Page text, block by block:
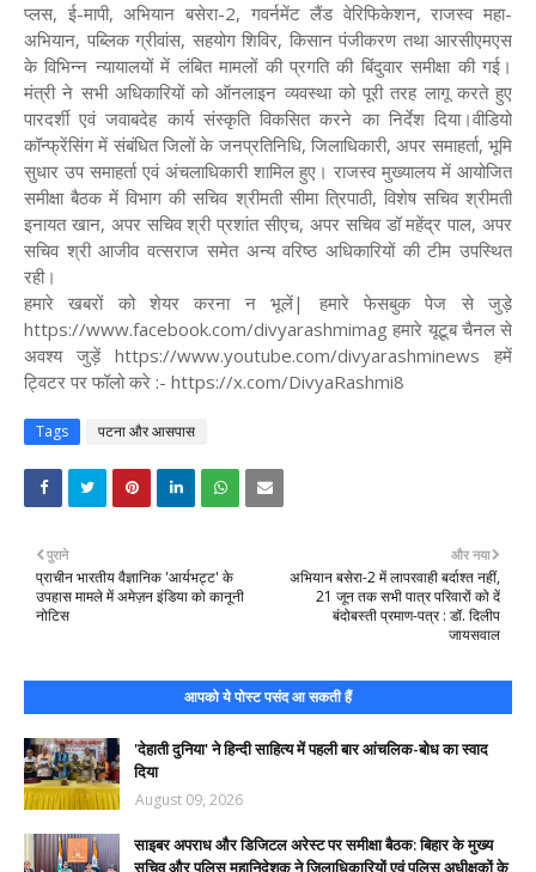
प्लस, ई-मापी, अभियान बसेरा-2, गवर्नमेंट लैंड वेरिफिकेशन, राजस्व महा-
अभियान, पब्लिक ग्रीवांस, सहयोग शिविर, किसान पंजीकरण तथा आरसीएमएस
के विभिन्न न्यायालयों में लंबित मामलों की प्रगति की बिंदुवार समीक्षा की गई।
मंत्री ने सभी अधिकारियों को ऑनलाइन व्यवस्था को पूरी तरह लागू करते हुए
पारदर्शी एवं जवाबदेह कार्य संस्कृति विकसित करने का निर्देश दिया।वीडियो
कॉन्फ्रेंसिंग में संबंधित जिलों के जनप्रतिनिधि, जिलाधिकारी, अपर समाहर्ता, भूमि
सुधार उप समाहर्ता एवं अंचलाधिकारी शामिल हुए। राजस्व मुख्यालय में आयोजित
समीक्षा बैठक में विभाग की सचिव श्रीमती सीमा त्रिपाठी, विशेष सचिव श्रीमती
इनायत खान, अपर सचिव श्री प्रशांत सीएच, अपर सचिव डॉ महेंद्र पाल, अपर
सचिव श्री आजीव वत्सराज समेत अन्य वरिष्ठ अधिकारियों की टीम उपस्थित
रही।
हमारे खबरों को शेयर करना न भूलें| हमारे फेसबुक पेज से जुड़े
https://www.facebook.com/divyarashmimag हमारे यूटूब चैनल से
अवश्य जुड़ें https://www.youtube.com/divyarashminews हमें
ट्विटर पर फॉलो करे :- https://x.com/DivyaRashmi8
Tags पटना और आसपास
और नया
अभियान बसेरा-2 में लापरवाही बर्दाश्त नहीं,
21 जून तक सभी पात्र परिवारों को दें
बंदोबस्ती प्रमाण-पत्र : डॉ. दिलीप
जायसवाल
पुराने
प्राचीन भारतीय वैज्ञानिक 'आर्यभट्ट' के
उपहास मामले में अमेज़न इंडिया को कानूनी
नोटिस
आपको ये पोस्ट पसंद आ सकती हैं
'देहाती दुनिया' ने हिन्दी साहित्य में पहली बार आंचलिक-बोध का स्वाद
दिया
August 09, 2026
साइबर अपराध और डिजिटल अरेस्ट पर समीक्षा बैठक: बिहार के मुख्य
सचिव और पुलिस महानिदेशक ने जिलाधिकारियों एवं पुलिस अधीक्षकों के